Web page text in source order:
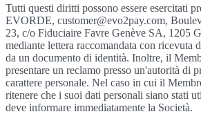
Tutti questi diritti possono essere esercitati
EVORDE, customer@evo2pay.com,
23, c/o Fiduciaire Favre Genève SA, 1205
mediante lettera raccomandata con ricevuta
da un documento di identità. Inoltre, il
presentare un reclamo presso un'autorità di
carattere personale. Nel caso in cui il
ritenere che i suoi dati personali siano stati
deve informare immediatamente la Società.